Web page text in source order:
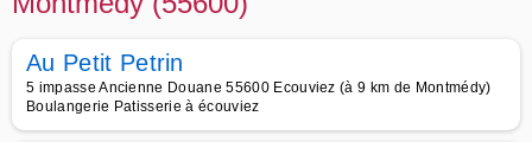
Au Petit Petrin
5 impasse Ancienne Douane 55600 Ecouviez (à 9 km de Montmédy)
Boulangerie Patisserie à écouviez